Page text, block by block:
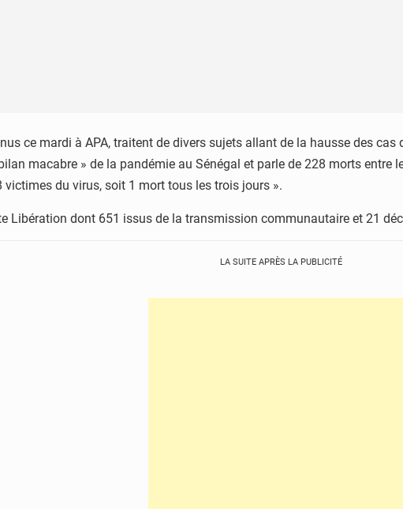
ce mardi à APA, traitent de divers sujets allant de la hausse des
macabre » de la pandémie au Sénégal et parle de 228 morts entre
victimes du virus, soit 1 mort tous les trois jours ».
Libération dont 651 issus de la transmission communautaire et 21
LA SUITE APRÈS LA PUBLICITÉ